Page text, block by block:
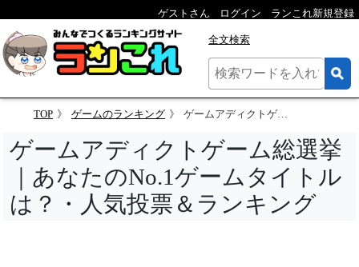
ゲストさん ログイン ランこれ新規登録
全文検索
TOP ゲームのランキング ゲームアディクトゲーム総選挙｜あなたのNo.1ゲームタイトルは？・人気投票＆ランキング
ゲームアディクトゲーム総選挙
｜あなたのNo.1ゲームタイトル
は？・人気投票＆ランキング